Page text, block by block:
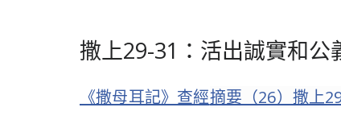
撒上29-31：活出誠實和公
《撒母耳記》查經摘要（26）撒上